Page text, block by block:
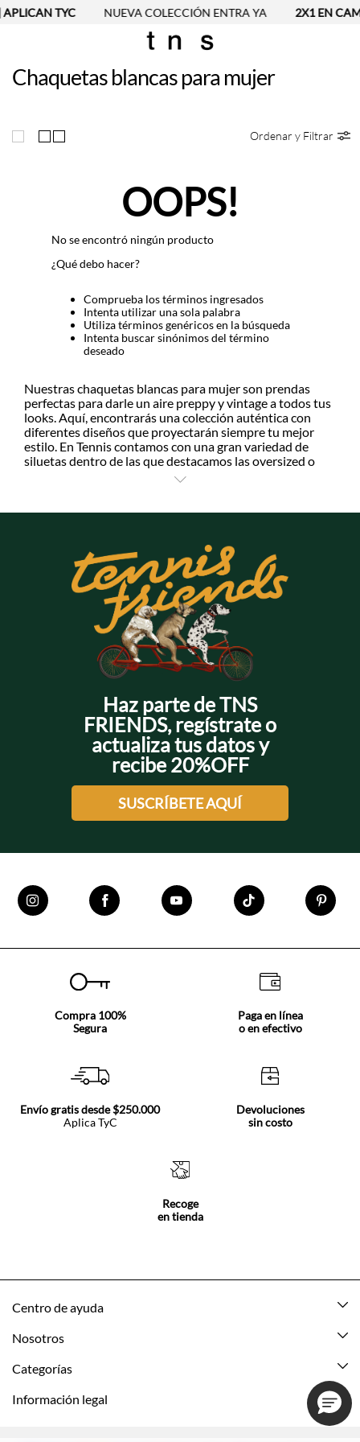
TYC NUEVA COLECCIÓN ENTRA YA 2X1 EN
Chaquetas blancas para mujer
Ordenar y Filtrar
OOPS!
No se encontró ningún producto
¿Qué debo hacer?
Comprueba los términos ingresados
Intenta utilizar una sola palabra
Utiliza términos genéricos en la búsqueda
Intenta buscar sinónimos del término
deseado
Nuestras chaquetas blancas para mujer son prendas
perfectas para darle un aire preppy y vintage a todos tus
looks. Aquí, encontrarás una colección auténtica con
diferentes diseños que proyectarán siempre tu mejor
estilo. En Tennis contamos con una gran variedad de
siluetas dentro de las que destacamos las oversized o
regular. Estas propuestas se destacan por tener
poliéster, textiles que se caracterizan por ser ligeros,
abrigados y aportar comodidad. Así que, podrás
arriesgarte por looks de capas con prendas tejidas o
buzos que le den más dinámica a tus outfits.
Las chaquetas blancas para mujer de Tennis se
convertirán en tus nuevas favoritas de temporada. ¡No
esperes más y agrégala a tu wish list!
Haz parte de TNS
FRIENDS, regístrate o
actualiza tus datos y
recibe 20%OFF
SUSCRÍBETE AQUÍ
Compra 100%
Segura
Paga en línea
o en efectivo
Envío gratis desde $250.000
Aplica TyC
Devoluciones
sin costo
Recoge
en tienda
Centro de ayuda
Mis pedidos
Nosotros
Acerca de Tennis
Categorías
Nuevo
Información legal